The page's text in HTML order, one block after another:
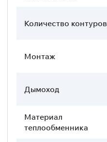
Количество контуров
Монтаж
Дымоход
Материал
теплообменника